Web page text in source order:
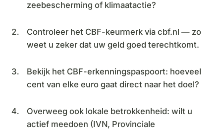
zeebescherming of klimaatactie?
Controleer het CBF-keurmerk via cbf.nl — zo
weet u zeker dat uw geld goed terechtkomt.
Bekijk het CBF-erkenningspaspoort: hoeveel
cent van elke euro gaat direct naar het doel?
Overweeg ook lokale betrokkenheid: wilt u
actief meedoen (IVN, Provinciale